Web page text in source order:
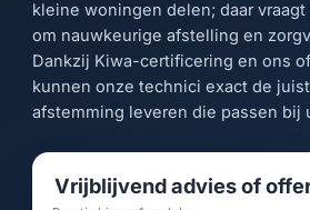
kleine woningen delen; daar
om nauwkeurige afstelling en
Dankzij Kiwa-certificering en ons
kunnen onze technici exact de
afstemming leveren die passen bij
Vrijblijvend advies of